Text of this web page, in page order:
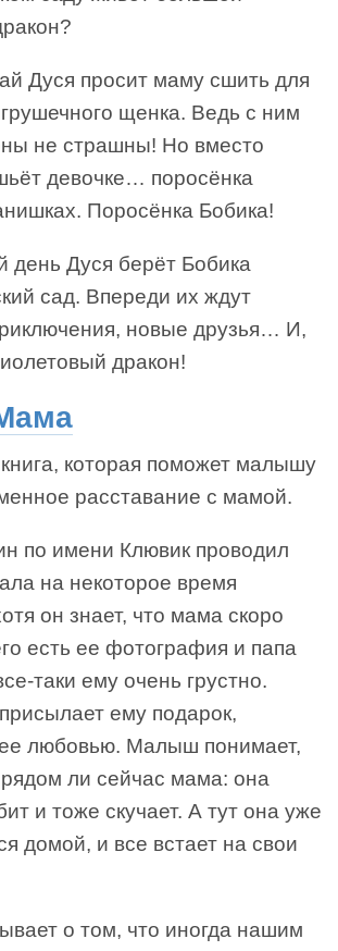
Дуся просит маму сшить для
щенка. Ведь с ним
не страшны! Но вместо
девочке… поросёнка
Поросёнка Бобика!
Дуся берёт Бобика
сад. Впереди их ждут
новые друзья… И,
дракон!
которая поможет малышу
расставание с мамой.
по имени Клювик проводил
на некоторое время
он знает, что мама скоро
есть ее фотография и папа
таки ему очень грустно.
ему подарок,
любовью. Малыш понимает,
ли сейчас мама: она
и тоже скучает. А тут она уже
домой, и все встает на свои
о том, что иногда нашим